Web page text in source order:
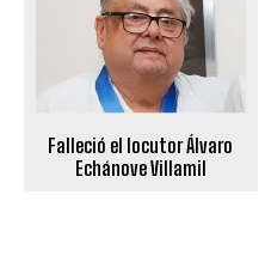
Falleció el locutor Álvaro
Echánove Villamil